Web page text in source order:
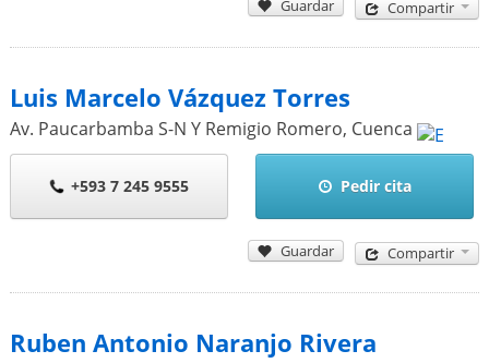
Guardar Compartir
Luis Marcelo Vázquez Torres
Av. Paucarbamba S-N Y Remigio Romero, Cuenca
+593 7 245 9555 Pedir cita
Guardar Compartir
Ruben Antonio Naranjo Rivera